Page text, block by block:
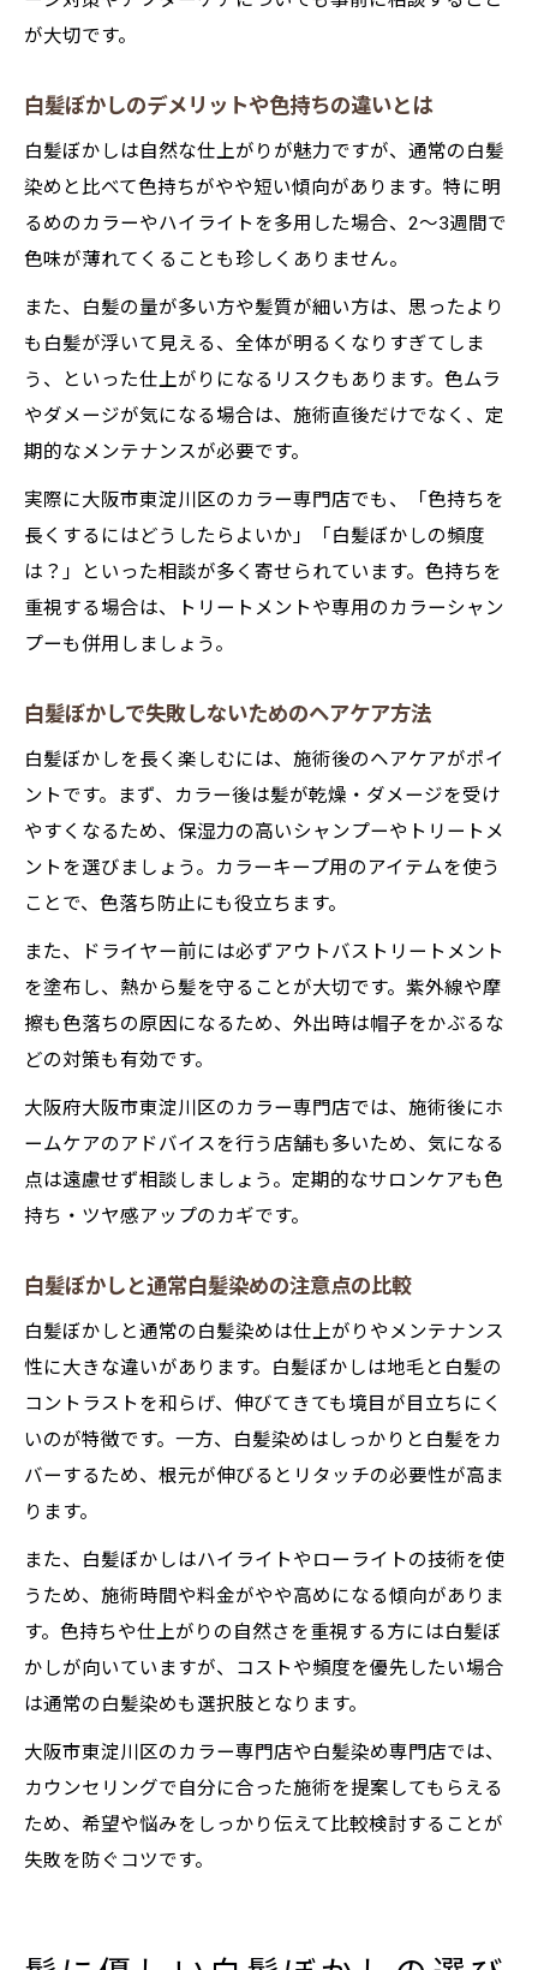
が大切です。
白髪ぼかしのデメリットや色持ちの違いとは
白髪ぼかしは自然な仕上がりが魅力ですが、通常の白髪
染めと比べて色持ちがやや短い傾向があります。特に明
るめのカラーやハイライトを多用した場合、2〜3週間で
色味が薄れてくることも珍しくありません。
また、白髪の量が多い方や髪質が細い方は、思ったより
も白髪が浮いて見える、全体が明るくなりすぎてしま
う、といった仕上がりになるリスクもあります。色ムラ
やダメージが気になる場合は、施術直後だけでなく、定
期的なメンテナンスが必要です。
実際に大阪市東淀川区のカラー専門店でも、「色持ちを
長くするにはどうしたらよいか」「白髪ぼかしの頻度
は？」といった相談が多く寄せられています。色持ちを
重視する場合は、トリートメントや専用のカラーシャン
プーも併用しましょう。
白髪ぼかしで失敗しないためのヘアケア方法
白髪ぼかしを長く楽しむには、施術後のヘアケアがポイ
ントです。まず、カラー後は髪が乾燥・ダメージを受け
やすくなるため、保湿力の高いシャンプーやトリートメ
ントを選びましょう。カラーキープ用のアイテムを使う
ことで、色落ち防止にも役立ちます。
また、ドライヤー前には必ずアウトバストリートメント
を塗布し、熱から髪を守ることが大切です。紫外線や摩
擦も色落ちの原因になるため、外出時は帽子をかぶるな
どの対策も有効です。
大阪府大阪市東淀川区のカラー専門店では、施術後にホ
ームケアのアドバイスを行う店舗も多いため、気になる
点は遠慮せず相談しましょう。定期的なサロンケアも色
持ち・ツヤ感アップのカギです。
白髪ぼかしと通常白髪染めの注意点の比較
白髪ぼかしと通常の白髪染めは仕上がりやメンテナンス
性に大きな違いがあります。白髪ぼかしは地毛と白髪の
コントラストを和らげ、伸びてきても境目が目立ちにく
いのが特徴です。一方、白髪染めはしっかりと白髪をカ
バーするため、根元が伸びるとリタッチの必要性が高ま
ります。
また、白髪ぼかしはハイライトやローライトの技術を使
うため、施術時間や料金がやや高めになる傾向がありま
す。色持ちや仕上がりの自然さを重視する方には白髪ぼ
かしが向いていますが、コストや頻度を優先したい場合
は通常の白髪染めも選択肢となります。
大阪市東淀川区のカラー専門店や白髪染め専門店では、
カウンセリングで自分に合った施術を提案してもらえる
ため、希望や悩みをしっかり伝えて比較検討することが
失敗を防ぐコツです。